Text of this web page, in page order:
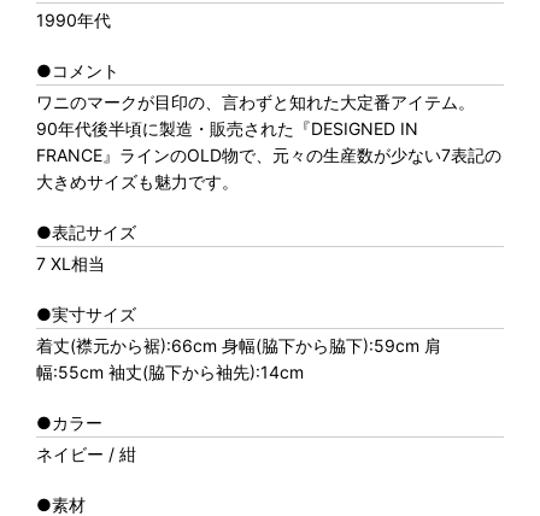
1990年代
●コメント
ワニのマークが目印の、言わずと知れた大定番アイテム。
90年代後半頃に製造・販売された『DESIGNED IN
FRANCE』ラインのOLD物で、元々の生産数が少ない7表記の
大きめサイズも魅力です。
●表記サイズ
7 XL相当
●実寸サイズ
着丈(襟元から裾):66cm 身幅(脇下から脇下):59cm 肩
幅:55cm 袖丈(脇下から袖先):14cm
●カラー
ネイビー / 紺
●素材